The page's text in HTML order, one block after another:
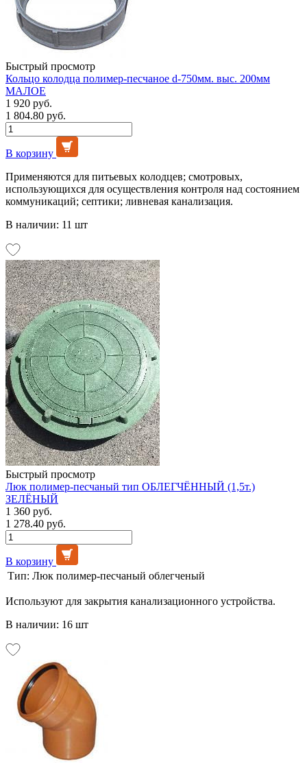
Быстрый просмотр
Кольцо колодца полимер-песчаное d-750мм. выс. 200мм
МАЛОЕ
1 920 руб.
1 804.80 руб.
В корзину
Применяются для питьевых колодцев; смотровых,
использующихся для осуществления контроля над состоянием
коммуникаций; септики; ливневая канализация.
В наличии: 11 шт
Быстрый просмотр
Люк полимер-песчаный тип ОБЛЕГЧЁННЫЙ (1,5т.)
ЗЕЛЁНЫЙ
1 360 руб.
1 278.40 руб.
В корзину
Тип: Люк полимер-песчаный облегченый
Используют для закрытия канализационного устройства.
В наличии: 16 шт